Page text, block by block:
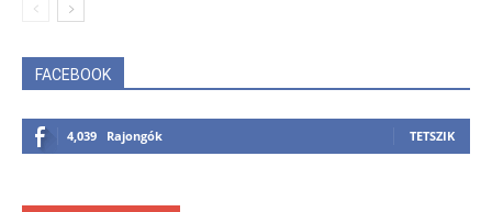
FACEBOOK
4,039 Rajongók TETSZIK